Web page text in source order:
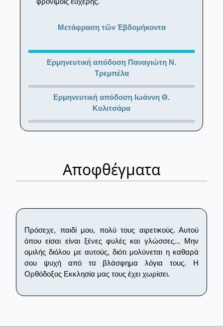
Μετάφραση τῶν Ἑβδομήκοντα
Ερμηνευτική απόδοση Παναγιώτη Ν.
Τρεμπέλα
Ερμηνευτική απόδοση Ιωάννη Θ.
Κολιτσάρα
Αποφθέγματα
Πρόσεχε, παιδί μου, πολύ τους αιρετικούς. Αυτού
όπου είσαι είναι ξένες φυλές και γλώσσες... Μην
ομιλής διόλου με αυτούς, διότι μολύνεται η καθαρά
σου ψυχή από τα βλάσφημα λόγια τους. Η
Ορθόδοξος Εκκλησία μας τους έχει χωρίσει.